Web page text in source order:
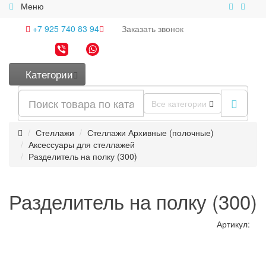
Меню
+7 925 740 83 94
Заказать звонок
Категории
Все категории
Стеллажи
Стеллажи Архивные (полочные)
Аксессуары для стеллажей
Разделитель на полку (300)
Разделитель на полку (300)
Артикул: